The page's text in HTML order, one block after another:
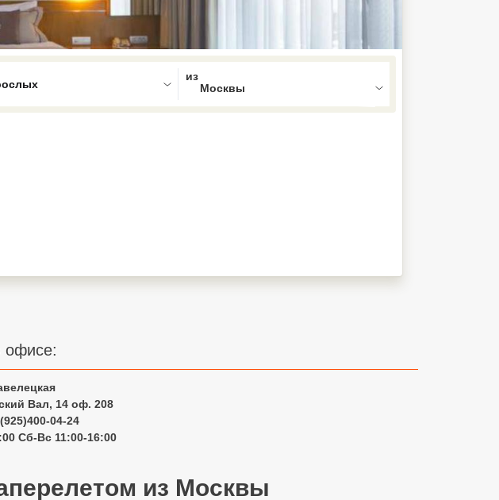
available. Select is focused , press Down to open the menu,
офисе:
Вал, 14 оф. 208
04-24
Сб-Вс 11:00-16:00
из Москвы